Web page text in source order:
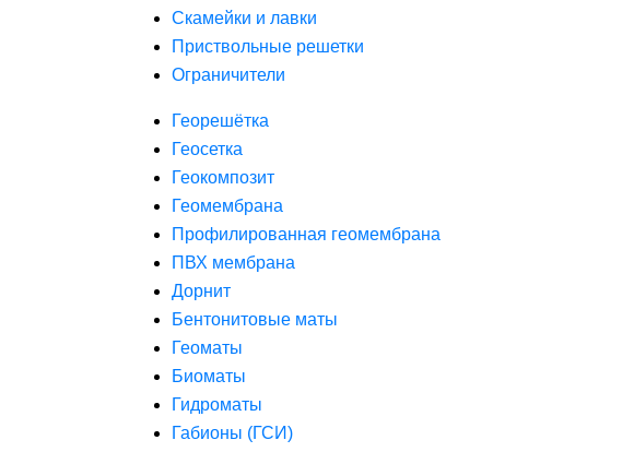
Скамейки и лавки
Приствольные решетки
Ограничители
Георешётка
Геосетка
Геокомпозит
Геомембрана
Профилированная геомембрана
ПВХ мембрана
Дорнит
Бентонитовые маты
Геоматы
Биоматы
Гидроматы
Габионы (ГСИ)